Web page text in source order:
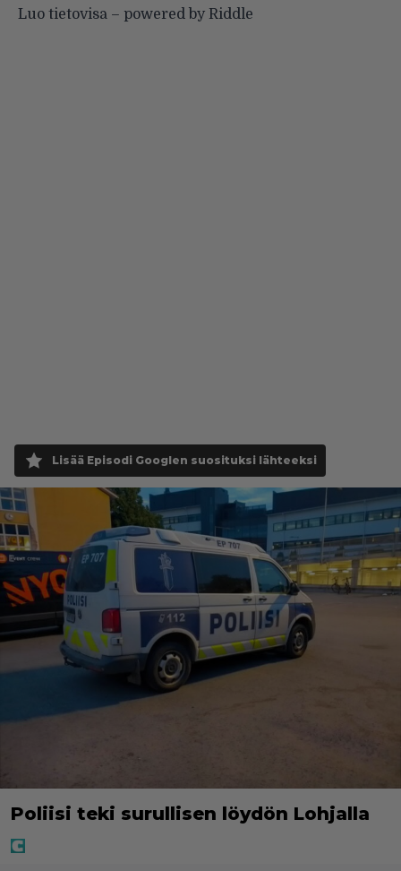
Luo tietovisa – powered by Riddle
Lisää Episodi Googlen suosituksi lähteeksi
Poliisi teki surullisen löydön Lohjalla